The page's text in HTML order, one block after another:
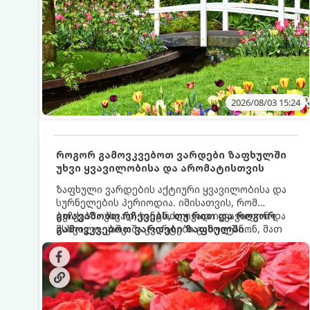
2026/08/03 15:24
როგორ გამოვკვებოთ ვარდები ზაფხულში
უხვი ყვავილობისა და არომატისთვის
ზაფხული ვარდების აქტიური ყვავილობისა და
სურნელების პერიოდია. იმისათვის, რომ
ბუჩქებმა უხვად, ხანგრძლივად იყვავილონ და
მსხვილი, კაშკაშა კვირტები გამოიტანონ, მათ
რეგულარული და სწორი გამოკვება
სჭირდებათ. ზაფხულის პერიოდში მცენარის
მოთხოვნილებები იცვლება, ამიტომ
მნიშვნელოვანია ვიცოდეთ, რომელი სასუქები
გამოიყენება ამ დროს.
გთავაზობთ რჩევებს, თუ რით და როგორ
გამოვკვებოთ ვარდები ზაფხულში
საუკეთესო შედეგის მისაღწევად: